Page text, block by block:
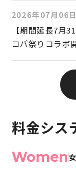
2026年07月06日
【期間延長7月
コパ祭りコラボ
料金シス
Women